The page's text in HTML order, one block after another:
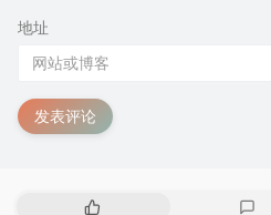
地址
发表评论
热